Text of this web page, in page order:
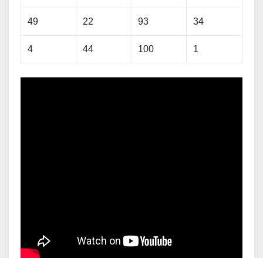
49 22 93 34
4 44 100 1